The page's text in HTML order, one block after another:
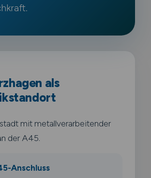
als
mit metallverarbeitender
der A45.
Anschluss